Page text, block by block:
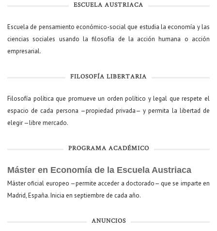
ESCUELA AUSTRIACA
Escuela de pensamiento económico-social que estudia la economía y las
ciencias sociales usando la filosofía de la acción humana o acción
empresarial.
FILOSOFÍA LIBERTARIA
Filosofía política que promueve un orden político y legal que respete el
espacio de cada persona —propiedad privada— y permita la libertad de
elegir —libre mercado.
PROGRAMA ACADÉMICO
Máster en Economía de la Escuela Austriaca
Máster oficial europeo —permite acceder a doctorado— que se imparte en
Madrid, España. Inicia en septiembre de cada año.
ANUNCIOS